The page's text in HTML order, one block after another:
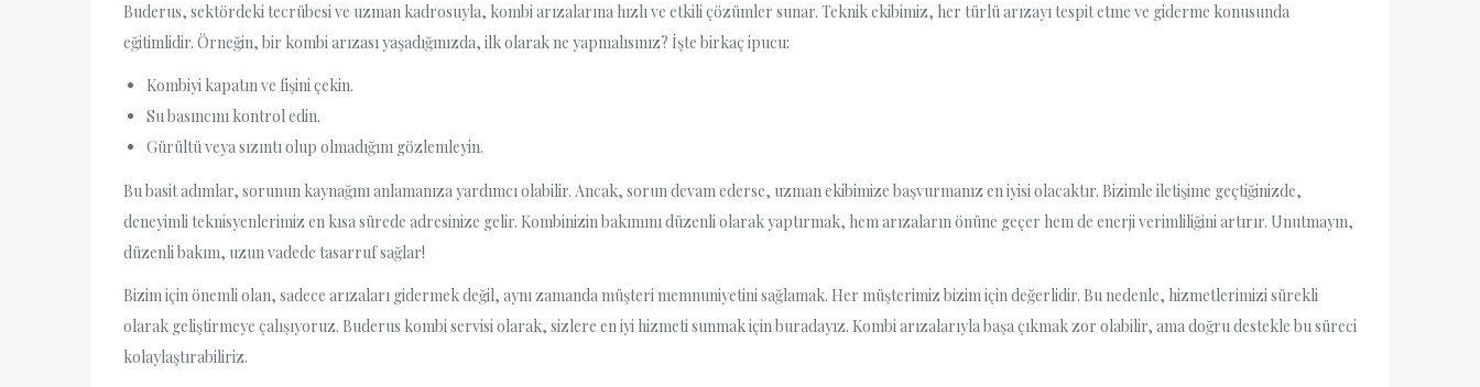
Buderus, sektördeki tecrübesi ve uzman kadrosuyla, kombi arızalarına hızlı ve etkili çözümler sunar. Teknik ekibimiz, her türlü arızayı tespit etme ve giderme konusunda
eğitimlidir. Örneğin, bir kombi arızası yaşadığınızda, ilk olarak ne yapmalısınız? İşte birkaç ipucu:
Kombiyi kapatın ve fişini çekin.
Su basıncını kontrol edin.
Gürültü veya sızıntı olup olmadığını gözlemleyin.
Bu basit adımlar, sorunun kaynağını anlamanıza yardımcı olabilir. Ancak, sorun devam ederse, uzman ekibimize başvurmanız en iyisi olacaktır. Bizimle iletişime geçtiğinizde,
deneyimli teknisyenlerimiz en kısa sürede adresinize gelir. Kombinizin bakımını düzenli olarak yaptırmak, hem arızaların önüne geçer hem de enerji verimliliğini artırır. Unutmayın,
düzenli bakım, uzun vadede tasarruf sağlar!
Bizim için önemli olan, sadece arızaları gidermek değil, aynı zamanda müşteri memnuniyetini sağlamak. Her müşterimiz bizim için değerlidir. Bu nedenle, hizmetlerimizi sürekli
olarak geliştirmeye çalışıyoruz. Buderus kombi servisi olarak, sizlere en iyi hizmeti sunmak için buradayız. Kombi arızalarıyla başa çıkmak zor olabilir, ama doğru destekle bu süreci
kolaylaştırabiliriz.